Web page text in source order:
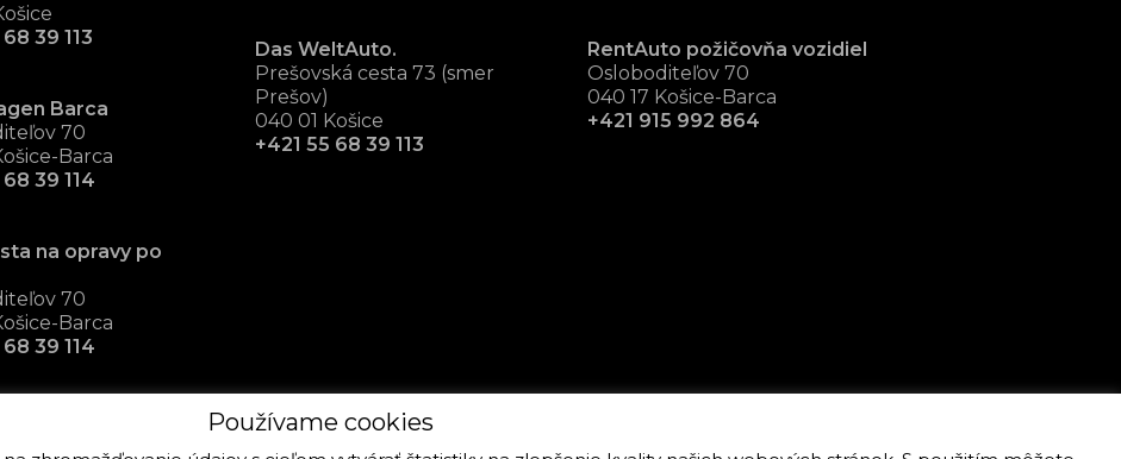
39 113
Barca
70
Barca
39 114
na opravy po
70
Barca
39 114
Das WeltAuto.
Prešovská cesta 73 (smer
Prešov)
040 01 Košice
+421 55 68 39 113
RentAuto požičovňa vozidiel
Osloboditeľov 70
040 17 Košice-Barca
+421 915 992 864
Používame cookies